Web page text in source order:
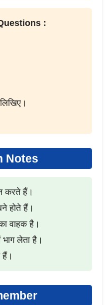
:
Notes
करते हैं।
होते हैं।
वाहक है।
लेता है।
हैं।